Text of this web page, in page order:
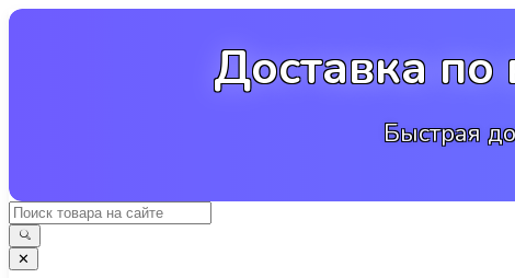
Перейти
Доставка
Быстрая
✕